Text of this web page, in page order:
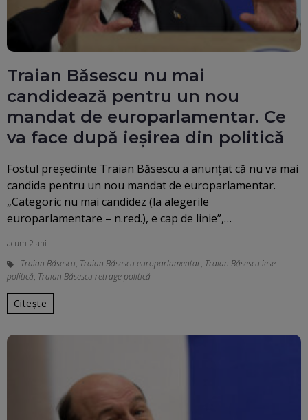
Traian Băsescu nu mai
candidează pentru un nou
mandat de europarlamentar. Ce
va face după ieșirea din politică
Fostul preşedinte Traian Băsescu a anunţat că nu va mai
candida pentru un nou mandat de europarlamentar.
„Categoric nu mai candidez (la alegerile
europarlamentare – n.red.), e cap de linie”,…
acum 2 ani
Traian Băsescu, Traian Băsescu europarlamentar, Traian Băsescu iese
politică, Traian Băsescu retrage politică
Citește